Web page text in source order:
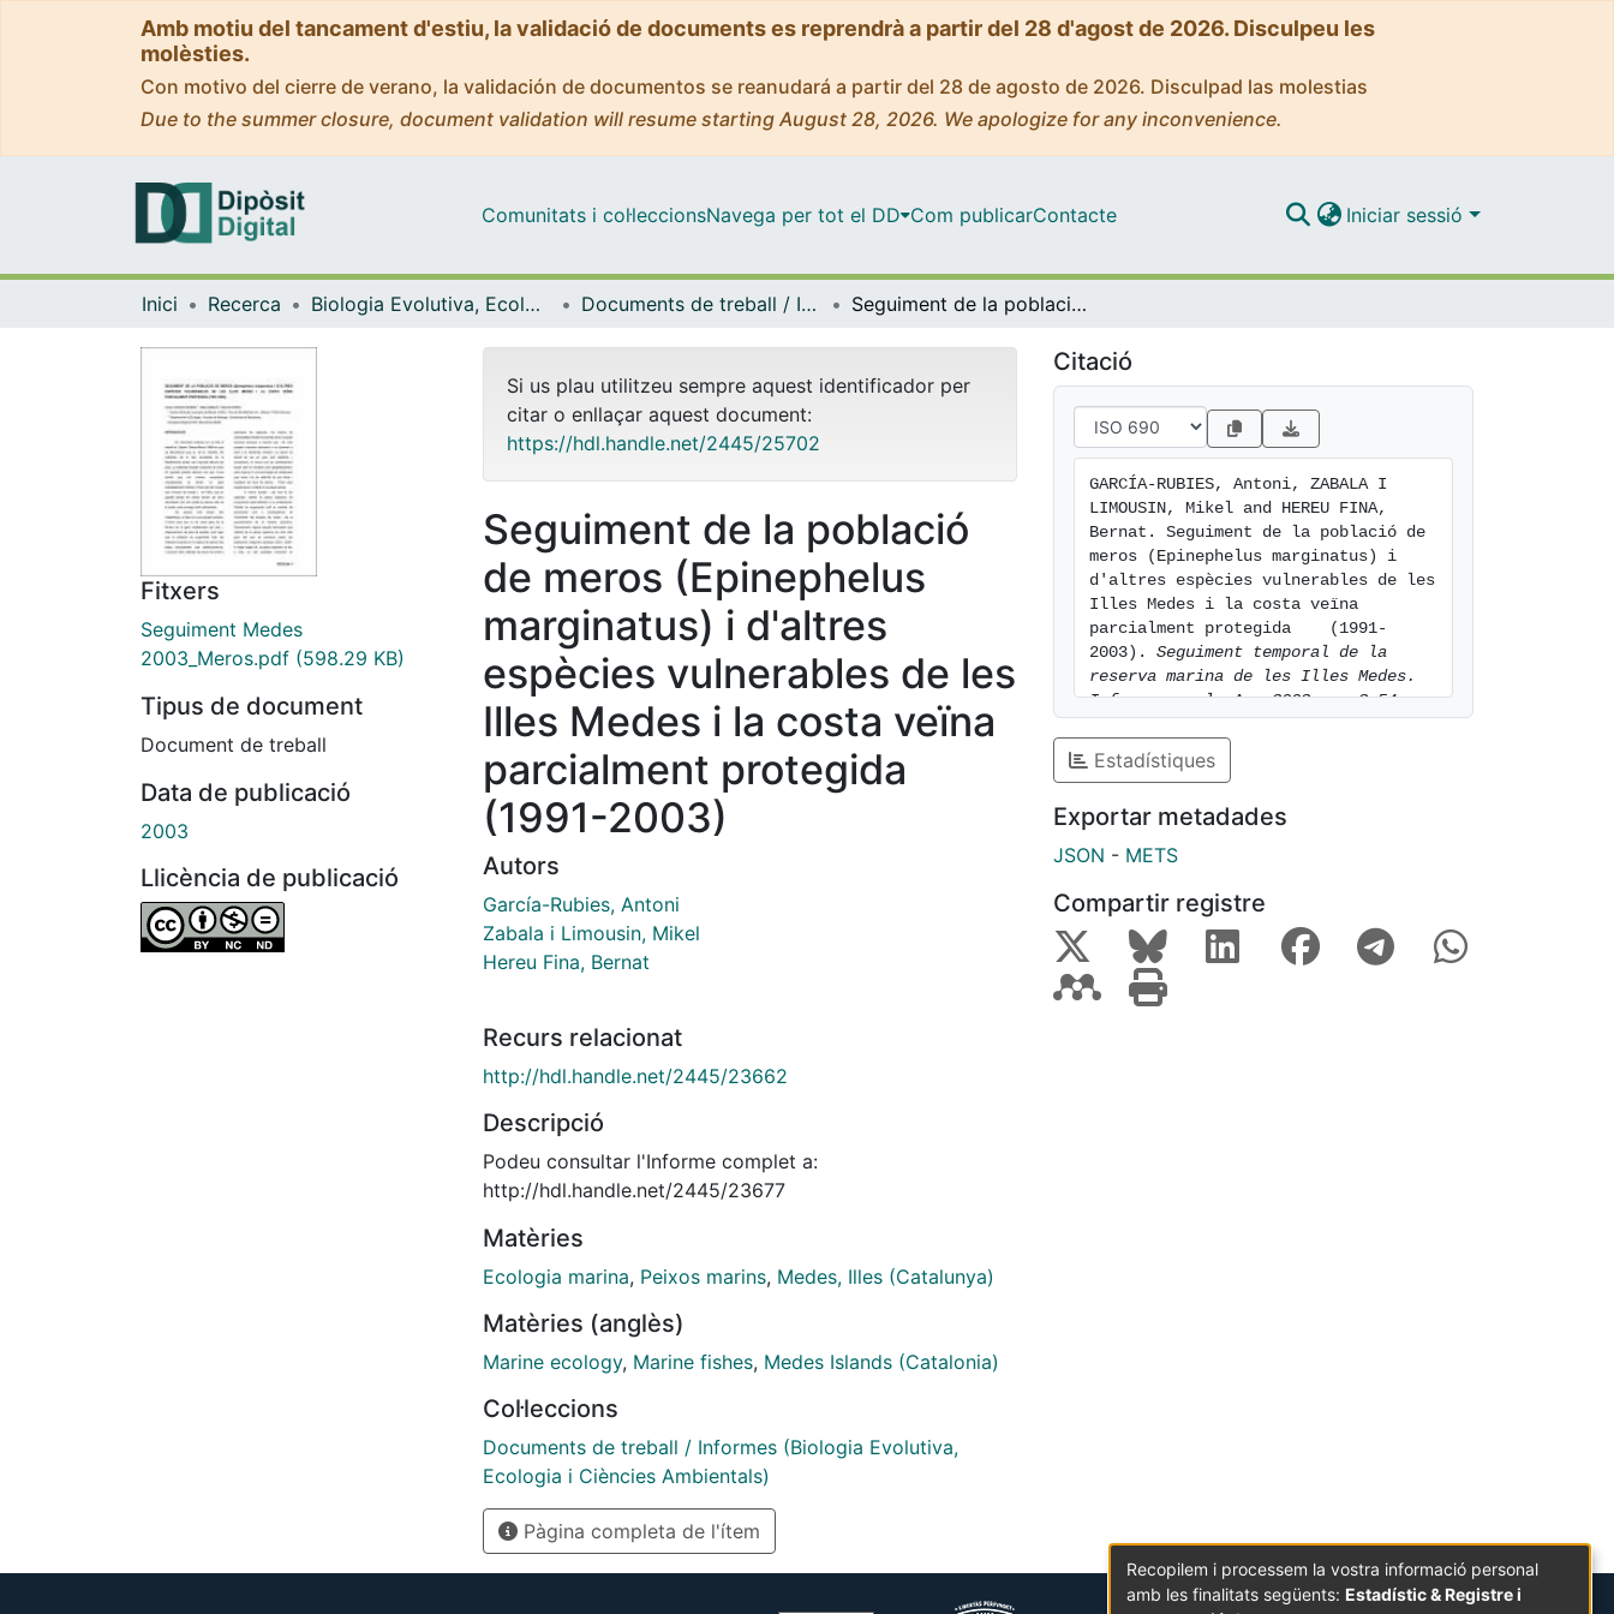
Amb motiu del tancament d'estiu, la validació de documents es reprendrà a partir del 28 d'agost de 2026. Disculpeu les
molèsties.
Con motivo del cierre de verano, la validación de documentos se reanudará a partir del 28 de agosto de 2026. Disculpad las molestias
Due to the summer closure, document validation will resume starting August 28, 2026. We apologize for any inconvenience.
Comunitats i col·leccionsNavega per tot el DD Com publicarContacte Iniciar sessió
Inici Recerca Biologia Evolutiva, Ecologia i Ciències Ambientals Documents de treball / Informes (Biologia Evolutiva, Ecologia i Ciències Ambientals) Seguiment de la població de meros (Epinephelus marginatus) i d'altres espècies vulnerables de les Illes Medes i la costa veïna parcialment protegida (1991-2003)
Fitxers
Seguiment Medes
2003_Meros.pdf (598.29 KB)
Tipus de document
Document de treball
Data de publicació
2003
Llicència de publicació
Si us plau utilitzeu sempre aquest identificador per
citar o enllaçar aquest document:
https://hdl.handle.net/2445/25702
Seguiment de la població
de meros (Epinephelus
marginatus) i d'altres
espècies vulnerables de les
Illes Medes i la costa veïna
parcialment protegida
(1991-2003)
Autors
García-Rubies, Antoni
Zabala i Limousin, Mikel
Hereu Fina, Bernat
Recurs relacionat
http://hdl.handle.net/2445/23662
Descripció
Podeu consultar l'Informe complet a:
http://hdl.handle.net/2445/23677
Matèries
Ecologia marina, Peixos marins, Medes, Illes (Catalunya)
Matèries (anglès)
Marine ecology, Marine fishes, Medes Islands (Catalonia)
Col·leccions
Documents de treball / Informes (Biologia Evolutiva,
Ecologia i Ciències Ambientals)
Pàgina completa de l'ítem
Citació
GARCÍA-RUBIES, Antoni, ZABALA I
LIMOUSIN, Mikel and HEREU FINA,
Bernat. Seguiment de la població de
meros (Epinephelus marginatus) i
d'altres espècies vulnerables de les
Illes Medes i la costa veïna
parcialment protegida    (1991-
2003). Seguiment temporal de la
reserva marina de les Illes Medes.
Informe anual. Any 2003. p. 3-54.
Available at:
https://hdl.handle.net/2445/25702
Estadístiques
Exportar metadades
JSON - METS
Compartir registre
Recopilem i processem la vostra informació personal
amb les finalitats següents: Estadístic & Registre i